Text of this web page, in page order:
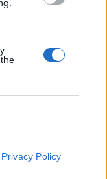
Privacy Policy